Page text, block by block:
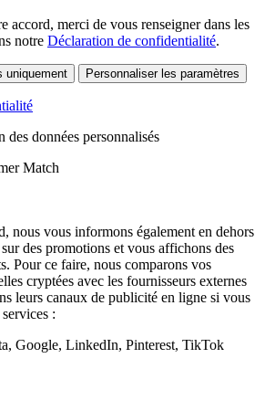
accord, merci de vous renseigner dans les
notre Déclaration de confidentialité.
uniquement Personnaliser les paramètres
des données personnalisés
Match
nous vous informons également en dehors
des promotions et vous affichons des
Pour ce faire, nous comparons vos
cryptées avec les fournisseurs externes
leurs canaux de publicité en ligne si vous
:
Google, LinkedIn, Pinterest, TikTok